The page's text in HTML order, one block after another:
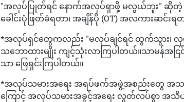
"အလုပ်ပြုတ်ရင် နောက်အလုပ်ရှာဖို့ မလွယ်ဘူး" ဆိုတဲ့
ခေါင်းပုံဖြတ်ခံရတာ၊ အချိန်ပို (OT) အလကားဆင်း
*အလုပ်ရှင်တွေကလည်း "မလုပ်ချင်ရင် ထွက်သွား၊
သဘောထားမျိုး ကျင့်သုံးလာကြပါတယ်။သာမန်အ
သာ ဖြေရှင်းကြပါတယ်။
*အလုပ်သမားအရေး အရပ်ဖက်အဖွဲ့အစည်းတွေ အ
ကြောင့် အလုပ်သမားအခွင့်အရေး လွတ်လပ်စွာ အသိပ